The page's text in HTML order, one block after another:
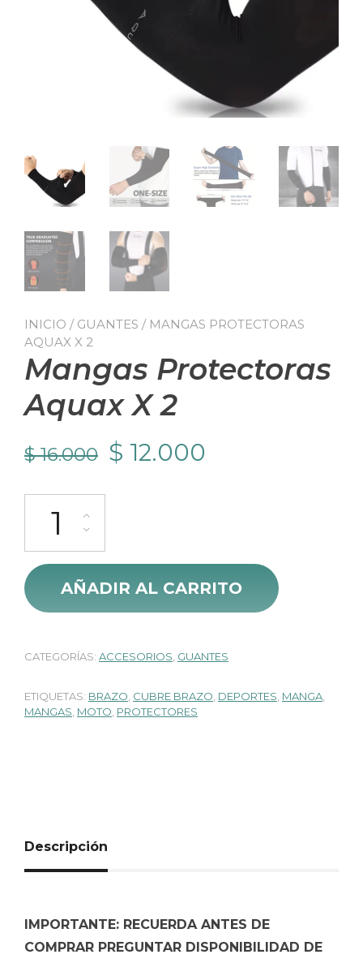
INICIO / GUANTES / MANGAS PROTECTORAS
AQUAX X 2
Mangas Protectoras
Aquax X 2
$16.000 El
$ 16.000.
$ 12.000
$ 12.000.
AÑADIR AL CARRITO
CATEGORÍAS: ACCESORIOS GUANTES
ETIQUETAS: BRAZO CUBRE BRAZO DEPORTES MANGA
MANGAS MOTO PROTECTORES
Descripción
IMPORTANTE: RECUERDA ANTES DE
COMPRAR PREGUNTAR DISPONIBILIDAD DE